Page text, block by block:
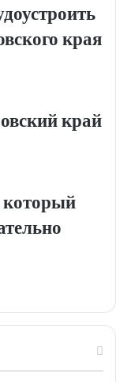
края
край